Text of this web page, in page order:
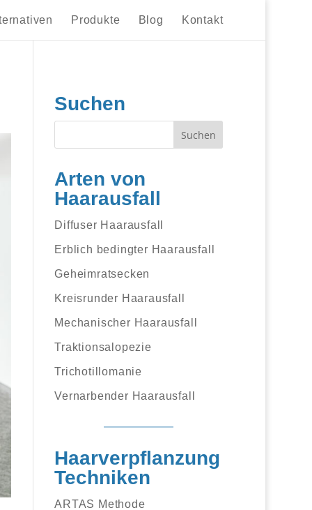
Produkte Blog Kontakt
Suchen
Arten von
Haarausfall
Diffuser Haarausfall
Erblich bedingter Haarausfall
Geheimratsecken
Kreisrunder Haarausfall
Mechanischer Haarausfall
Traktionsalopezie
Trichotillomanie
Vernarbender Haarausfall
Haarverpflanzung
Techniken
ARTAS Methode